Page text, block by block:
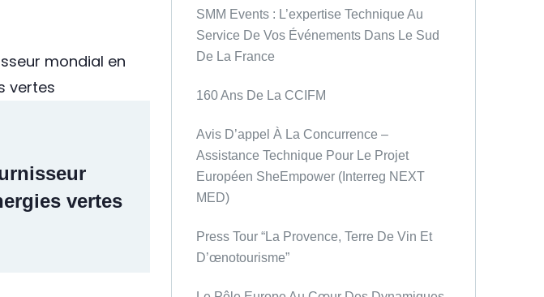
vertes
SMM Events : L’expertise Technique Au
Service De Vos Événements Dans Le Sud
De La France
160 Ans De La CCIFM
Avis D’appel À La Concurrence –
Assistance Technique Pour Le Projet
Européen SheEmpower (Interreg NEXT
MED)
Press Tour “La Provence, Terre De Vin Et
D’œnotourisme”